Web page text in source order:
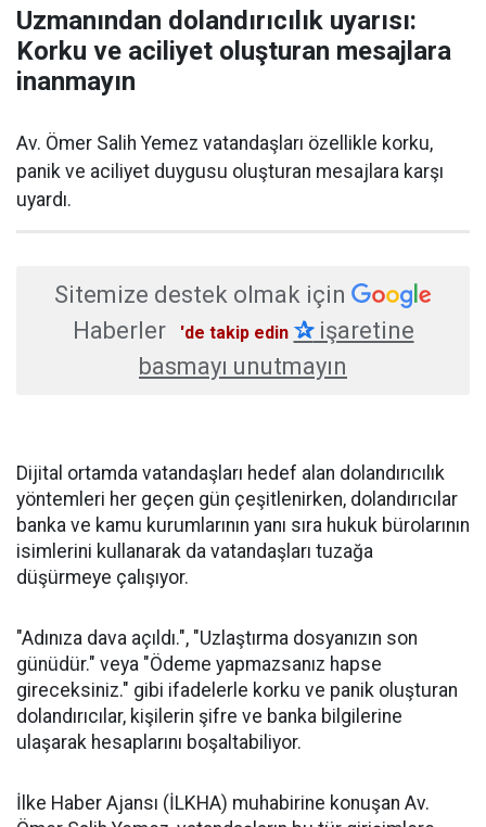
Uzmanından dolandırıcılık uyarısı:
Korku ve aciliyet oluşturan mesajlara
inanmayın
Av. Ömer Salih Yemez vatandaşları özellikle korku,
panik ve aciliyet duygusu oluşturan mesajlara karşı
uyardı.
Sitemize destek olmak için
Haberler
'de takip edin ✰işaretine
basmayı unutmayın
Dijital ortamda vatandaşları hedef alan dolandırıcılık
yöntemleri her geçen gün çeşitlenirken, dolandırıcılar
banka ve kamu kurumlarının yanı sıra hukuk bürolarının
isimlerini kullanarak da vatandaşları tuzağa
düşürmeye çalışıyor.
"Adınıza dava açıldı.", "Uzlaştırma dosyanızın son
günüdür." veya "Ödeme yapmazsanız hapse
gireceksiniz." gibi ifadelerle korku ve panik oluşturan
dolandırıcılar, kişilerin şifre ve banka bilgilerine
ulaşarak hesaplarını boşaltabiliyor.
İlke Haber Ajansı (İLKHA) muhabirine konuşan Av.